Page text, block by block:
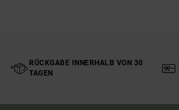
RÜCKGABE INNERHALB VON 30
TAGEN